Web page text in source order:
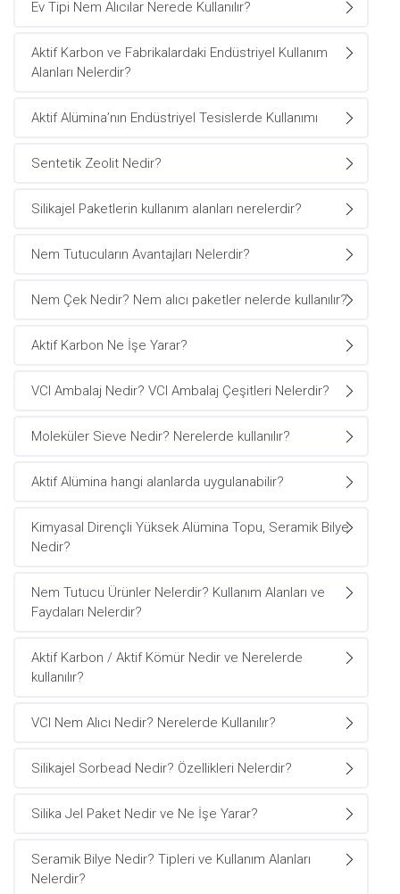
Ev Tipi Nem Alıcılar Nerede Kullanılır?
Aktif Karbon ve Fabrikalardaki Endüstriyel Kullanım
Alanları Nelerdir?
Aktif Alümina’nın Endüstriyel Tesislerde Kullanımı
Sentetik Zeolit Nedir?
Silikajel Paketlerin kullanım alanları nerelerdir?
Nem Tutucuların Avantajları Nelerdir?
Nem Çek Nedir? Nem alıcı paketler nelerde kullanılır?
Aktif Karbon Ne İşe Yarar?
VCI Ambalaj Nedir? VCI Ambalaj Çeşitleri Nelerdir?
Moleküler Sieve Nedir? Nerelerde kullanılır?
Aktif Alümina hangi alanlarda uygulanabilir?
Kimyasal Dirençli Yüksek Alümina Topu, Seramik Bilye
Nedir?
Nem Tutucu Ürünler Nelerdir? Kullanım Alanları ve
Faydaları Nelerdir?
Aktif Karbon / Aktif Kömür Nedir ve Nerelerde
kullanılır?
VCI Nem Alıcı Nedir? Nerelerde Kullanılır?
Silikajel Sorbead Nedir? Özellikleri Nelerdir?
Silika Jel Paket Nedir ve Ne İşe Yarar?
Seramik Bilye Nedir? Tipleri ve Kullanım Alanları
Nelerdir?